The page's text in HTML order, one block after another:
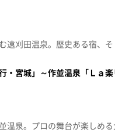
行・宮城」～作並温泉「Ｌａ